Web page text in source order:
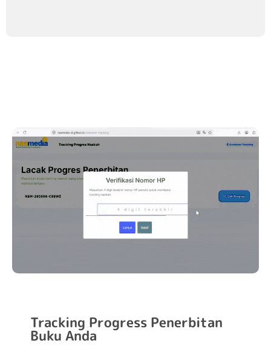
Tracking Progress Penerbitan
Buku Anda